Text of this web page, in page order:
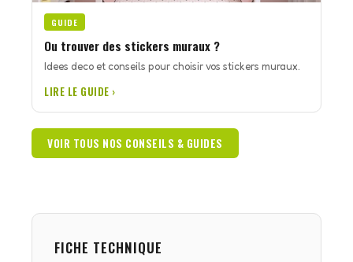
GUIDE
Ou trouver des stickers muraux ?
Idees deco et conseils pour choisir vos stickers muraux.
LIRE LE GUIDE ›
VOIR TOUS NOS CONSEILS & GUIDES
FICHE TECHNIQUE